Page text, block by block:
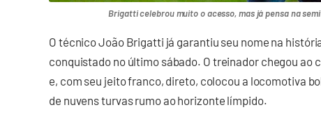
Brigatti celebrou muito o acesso, mas já pensa na
O técnico João Brigatti já garantiu seu nome na
conquistado no último sábado. O treinador chegou ao
e, com seu jeito franco, direto, colocou a locomotiva
de nuvens turvas rumo ao horizonte límpido.